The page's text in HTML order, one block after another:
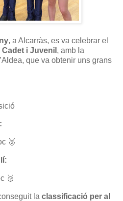
, a Alcarràs, es va celebrar el
i Juvenil , amb la
que va obtenir uns grans
🥈
🥈
la classificació per al